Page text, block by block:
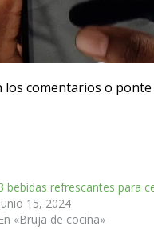
comentarios o
bebidas refrescantes para
junio 15, 2024
En «Bruja de cocina»